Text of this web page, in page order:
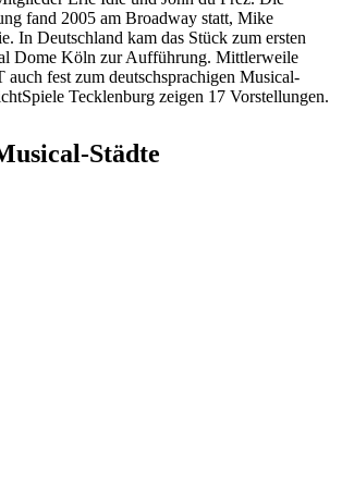
fand 2005 am Broadway statt, Mike
In Deutschland kam das Stück zum ersten
Dome Köln zur Aufführung. Mittlerweile
fest zum deutschsprachigen Musical-
Tecklenburg zeigen 17 Vorstellungen.
Städte